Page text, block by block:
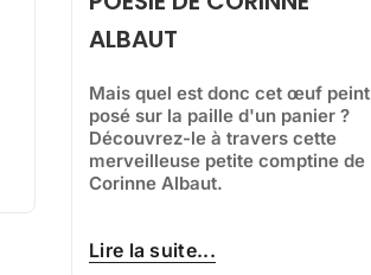
ALBAUT
Mais quel est donc cet œuf peint
posé sur la paille d'un panier ?
Découvrez-le à travers cette
merveilleuse petite comptine de
Corinne Albaut.
Lire la suite...